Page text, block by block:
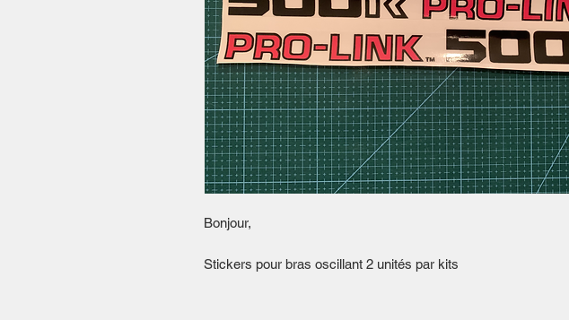
Bonjour,
Stickers pour bras oscillant 2 unités par kits